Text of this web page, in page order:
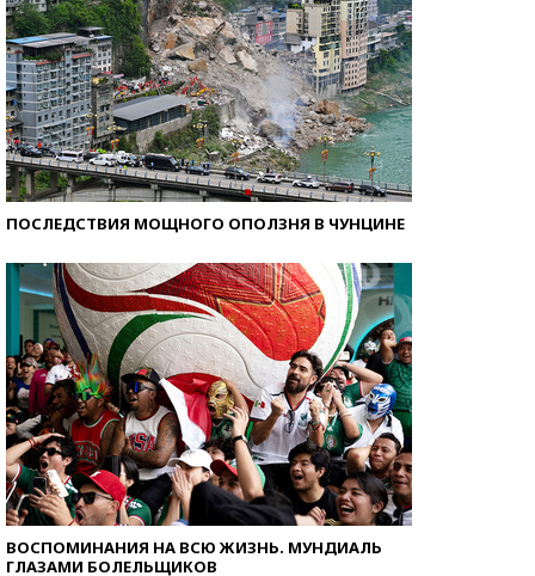
ПОСЛЕДСТВИЯ МОЩНОГО ОПОЛЗНЯ В ЧУНЦИНЕ
ВОСПОМИНАНИЯ НА ВСЮ ЖИЗНЬ. МУНДИАЛЬ
ГЛАЗАМИ БОЛЕЛЬЩИКОВ